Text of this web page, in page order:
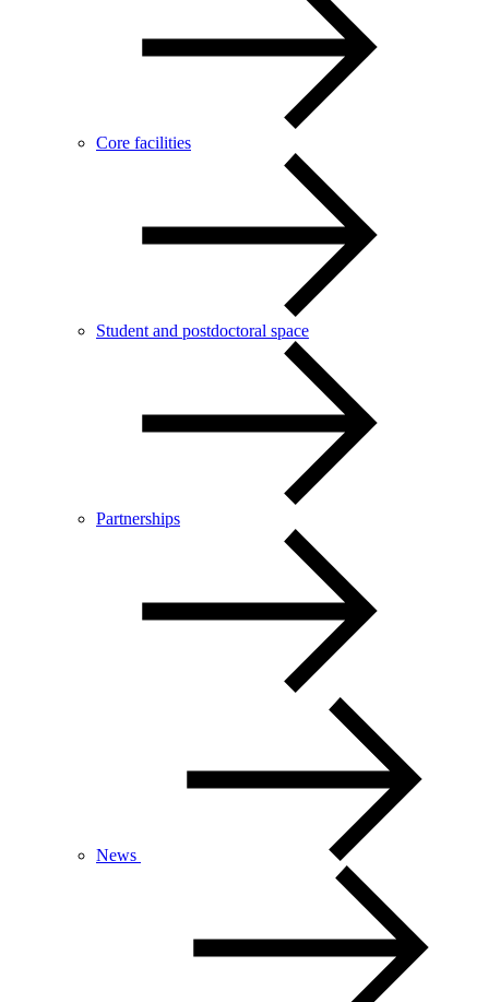
Core facilities
Student and postdoctoral space
Partnerships
News